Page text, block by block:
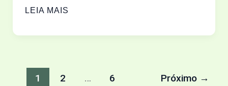
FÉ,
E
CUIDADO
LEIA MAIS
1 2 … 6 Próximo →